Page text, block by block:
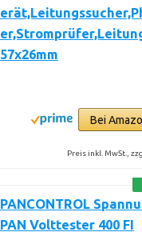
57x26mm
Bei
Preis inkl. MwSt.,
PANCONTROL
PAN Volttester 400 FI